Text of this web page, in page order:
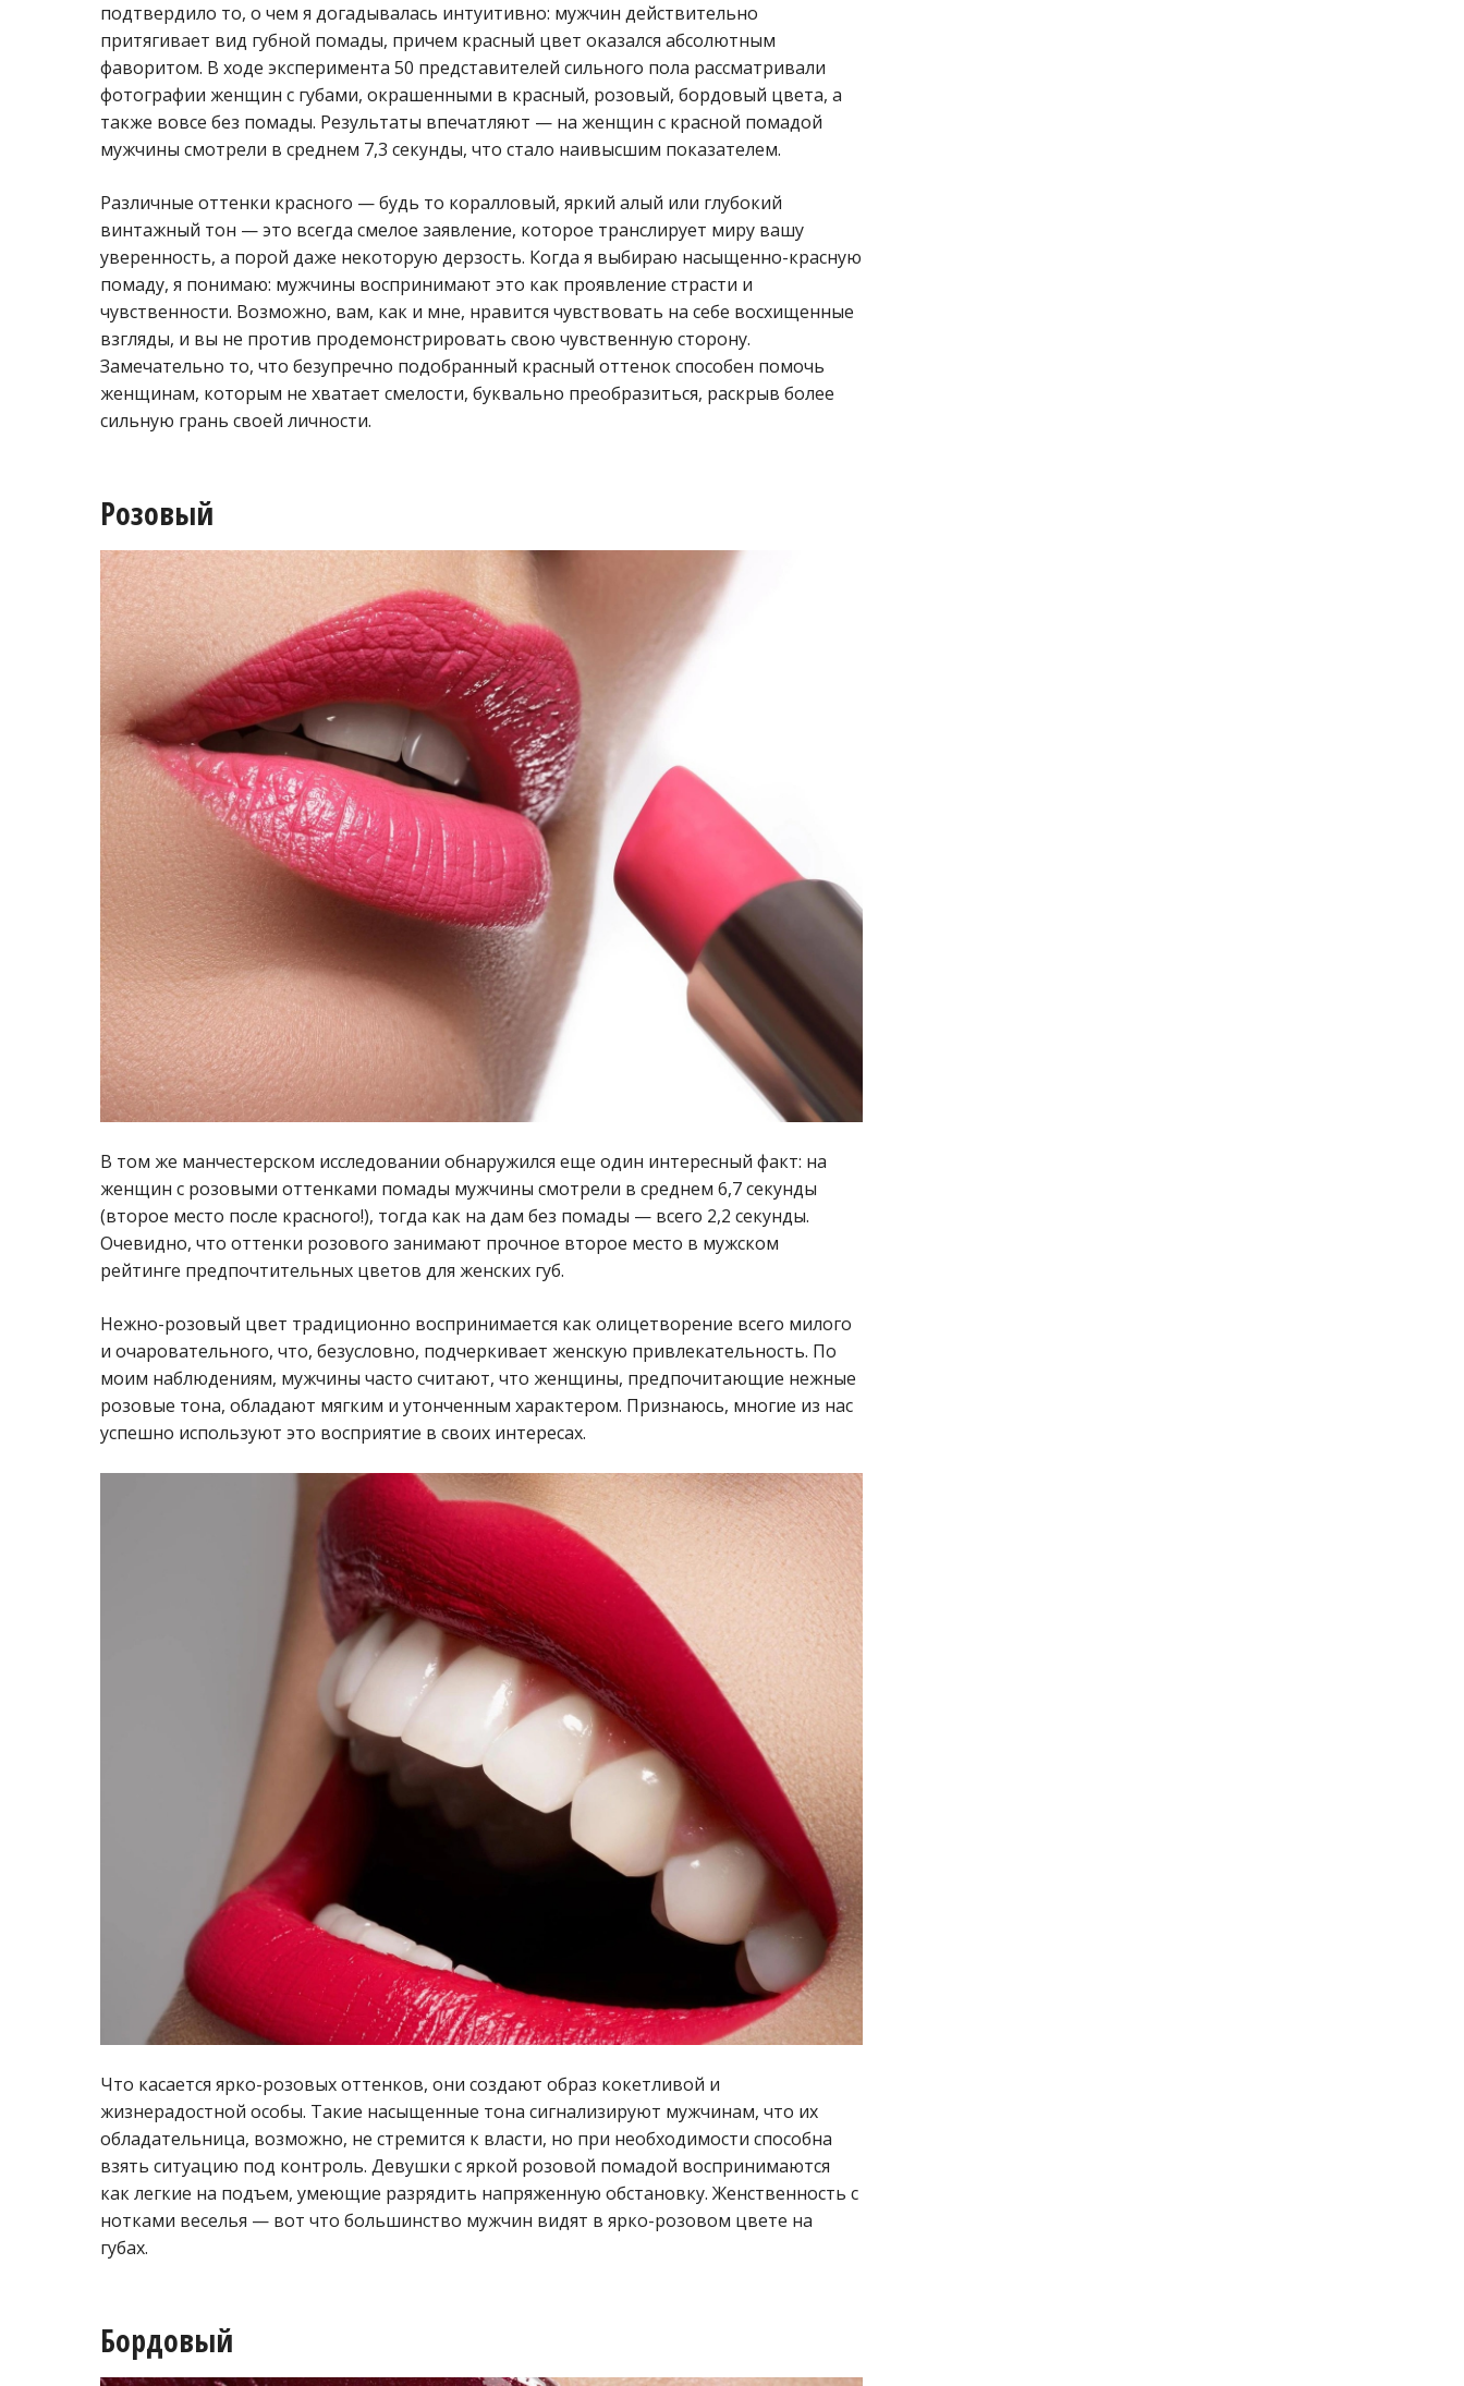
подтвердило то, о чем я догадывалась интуитивно: мужчин действительно
притягивает вид губной помады, причем красный цвет оказался абсолютным
фаворитом. В ходе эксперимента 50 представителей сильного пола рассматривали
фотографии женщин с губами, окрашенными в красный, розовый, бордовый цвета, а
также вовсе без помады. Результаты впечатляют — на женщин с красной помадой
мужчины смотрели в среднем 7,3 секунды, что стало наивысшим показателем.
Различные оттенки красного — будь то коралловый, яркий алый или глубокий
винтажный тон — это всегда смелое заявление, которое транслирует миру вашу
уверенность, а порой даже некоторую дерзость. Когда я выбираю насыщенно-красную
помаду, я понимаю: мужчины воспринимают это как проявление страсти и
чувственности. Возможно, вам, как и мне, нравится чувствовать на себе восхищенные
взгляды, и вы не против продемонстрировать свою чувственную сторону.
Замечательно то, что безупречно подобранный красный оттенок способен помочь
женщинам, которым не хватает смелости, буквально преобразиться, раскрыв более
сильную грань своей личности.
Розовый
В том же манчестерском исследовании обнаружился еще один интересный факт: на
женщин с розовыми оттенками помады мужчины смотрели в среднем 6,7 секунды
(второе место после красного!), тогда как на дам без помады — всего 2,2 секунды.
Очевидно, что оттенки розового занимают прочное второе место в мужском
рейтинге предпочтительных цветов для женских губ.
Нежно-розовый цвет традиционно воспринимается как олицетворение всего милого
и очаровательного, что, безусловно, подчеркивает женскую привлекательность. По
моим наблюдениям, мужчины часто считают, что женщины, предпочитающие нежные
розовые тона, обладают мягким и утонченным характером. Признаюсь, многие из нас
успешно используют это восприятие в своих интересах.
Что касается ярко-розовых оттенков, они создают образ кокетливой и
жизнерадостной особы. Такие насыщенные тона сигнализируют мужчинам, что их
обладательница, возможно, не стремится к власти, но при необходимости способна
взять ситуацию под контроль. Девушки с яркой розовой помадой воспринимаются
как легкие на подъем, умеющие разрядить напряженную обстановку. Женственность с
нотками веселья — вот что большинство мужчин видят в ярко-розовом цвете на
губах.
Бордовый